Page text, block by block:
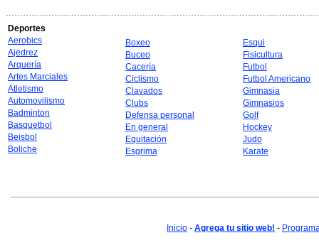
Deportes
Aerobics
Ajedrez
Arquería
Artes Marciales
Atletismo
Automovilismo
Badminton
Basquetbol
Beisbol
Boliche
Boxeo
Buceo
Cacería
Ciclismo
Clavados
Clubs
Defensa personal
En general
Equitación
Esgrima
Esqui
Fisicultura
Futbol
Futbol Americano
Gimnasia
Gimnasios
Golf
Hockey
Judo
Karate
Inicio - Agrega tu sitio web! -